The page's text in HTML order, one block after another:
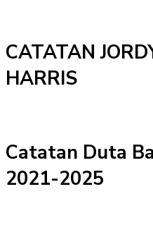
CATATAN
HARRIS
Catatan Duta
2021-2025